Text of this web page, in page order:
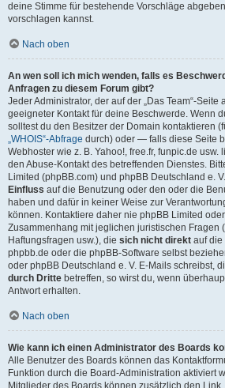
deine Stimme für bestehende Vorschläge
vorschlagen kannst.
Nach oben
An wen soll ich mich wenden, falls es
Anfragen zu diesem Forum gibt?
Jeder Administrator, der auf der „Das Team“-Seite
geeigneter Kontakt für deine Beschwerde. Wenn
solltest du den Besitzer der Domain kontaktieren
„WHOIS“-Abfrage durch) oder — falls diese Seite
Webhoster wie z. B. Yahoo!, free.fr, funpic.de
den Abuse-Kontakt des betreffenden Dienstes.
Limited (phpBB.com) und phpBB Deutschland e.
Einfluss auf die Benutzung oder den oder die
haben und dafür in keiner Weise zur
können. Kontaktiere daher nie phpBB Limited
Zusammenhang mit jeglichen juristischen Fragen
Haftungsfragen usw.), die sich nicht direkt auf die
phpbb.de oder die phpBB-Software selbst
oder phpBB Deutschland e. V. E-Mails schreibst,
durch Dritte betreffen, so wirst du, wenn
Antwort erhalten.
Nach oben
Wie kann ich einen Administrator des Boards
Alle Benutzer des Boards können das
Funktion durch die Board-Administration aktiviert
Mitglieder des Boards können zusätzlich den Link